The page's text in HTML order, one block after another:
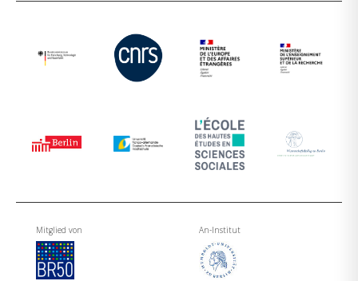
Mitglied von An-Institut